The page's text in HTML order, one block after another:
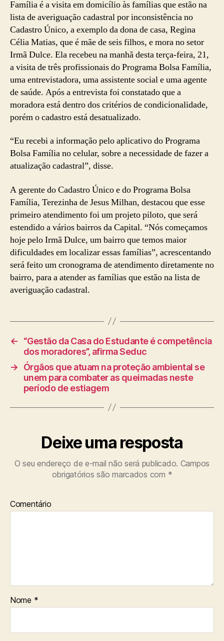
Família é a visita em domicílio às famílias que estão na
lista de averiguação cadastral por inconsistência no
Cadastro Único, a exemplo da dona de casa, Regina
Célia Matias, que é mãe de seis filhos, e mora no setor
Irmã Dulce. Ela recebeu na manhã desta terça-feira, 21,
a visita de três profissionais do Programa Bolsa Família,
uma entrevistadora, uma assistente social e uma agente
de saúde. Após a entrevista foi constatado que a
moradora está dentro dos critérios de condicionalidade,
porém o cadastro está desatualizado.
“Eu recebi a informação pelo aplicativo do Programa
Bolsa Família no celular, sobre a necessidade de fazer a
atualização cadastral”, disse.
A gerente do Cadastro Único e do Programa Bolsa
Família, Terezinha de Jesus Milhan, destacou que esse
primeiro atendimento foi um projeto piloto, que será
estendido a vários bairros da Capital. “Nós começamos
hoje pelo Irmã Dulce, um bairro que temos maior
dificuldades em localizar essas famílias”, acrescentando
será feito um cronograma de atendimento diretamente no
bairro, para a atender as famílias que estão na lista de
averiguação cadastral.
←
“Gestão da Casa do Estudante é competência
dos moradores”, afirma Seduc
→
Órgãos que atuam na proteção ambiental se
unem para combater as queimadas neste
período de estiagem
Deixe uma resposta
O seu endereço de e-mail não será publicado. Campos
obrigatórios são marcados com *
Comentário
Nome *